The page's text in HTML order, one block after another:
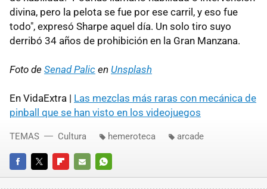
divina, pero la pelota se fue por ese carril, y eso fue
todo", expresó Sharpe aquel día. Un solo tiro suyo
derribó 34 años de prohibición en la Gran Manzana.
Foto de Senad Palic en Unsplash
En VidaExtra | Las mezclas más raras con mecánica de
pinball que se han visto en los videojuegos
FACEBOOKTWITTERFLIPBOARD
E-
WHATSAPP
TEMAS Cultura hemeroteca arcade